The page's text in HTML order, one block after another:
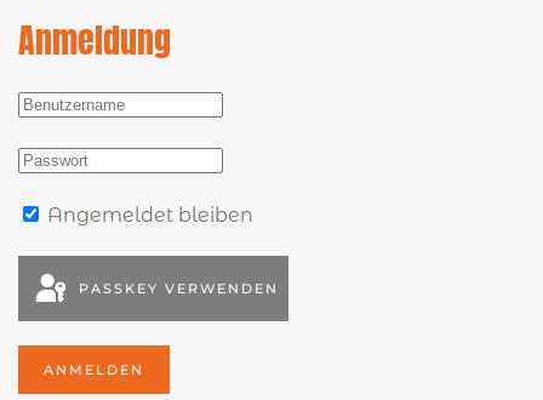
Anmeldung
Angemeldet bleiben
PASSKEY VERWENDEN
ANMELDEN